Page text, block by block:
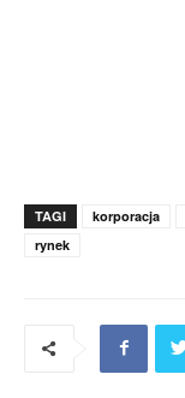
TAGI korporacja
rynek